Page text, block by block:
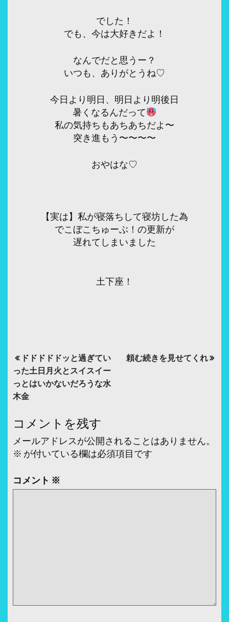
でした！
でも、今は大好きだよ！
なんでだと思うー？
いつも、ありがとうね♡
今日より明日、明日より明後日
暑くなるんだって
私の気持ちもあちあちだよ〜
突き進もう〜〜〜〜
おやはな♡
【実は】私が寝落ちして寝坊した為
でこぼこちゅーぶ！の更新が
遅れてしまいました
土下座！
投
稿
ナ
ゲ
ー
シ
ョ
ン
ドドドドドッと過ぎてい
った土日月火とスイスイー
っとはいかないだろうな水
木金
頼む続きを見せてくれ
コメントを残す
メールアドレスが公開されることはありません。
※ が付いている欄は必須項目です
コメント ※